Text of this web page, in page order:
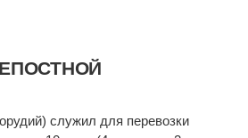
служил для перевозки